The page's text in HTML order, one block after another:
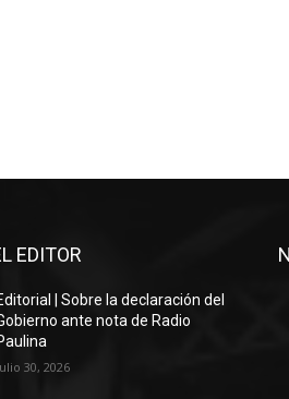
EDITOR
| Sobre la declaración del
ante nota de Radio
30, 2026